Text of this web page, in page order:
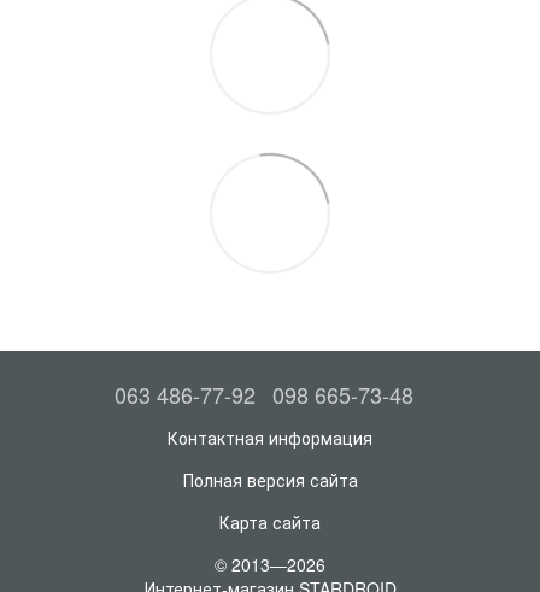
063 486-77-92 098 665-73-48
Контактная информация
Полная версия сайта
Карта сайта
© 2013—2026